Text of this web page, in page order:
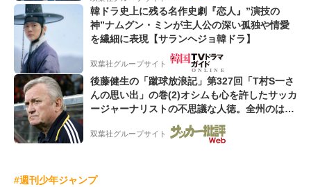
韓ドラ史上に残る名作史劇『恋人』”演技の
神”ナムグン・ミンが主人公の深い孤独や情愛
を繊細に表現【サランヘジョ韓ドラ】
双葉社グループサイト
後藤健生の「蹴球放浪記」第327回「T村S一さ
んの思い出」の巻(2)オシムも心を許したサッカ
ージャーナリストの不思議な人徳。全州のはず
が原州へ? 愛すべき男の“大迷子”伝説
双葉社グループサイト
#週刊少年ジャンプ